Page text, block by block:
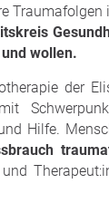
Traumafolgen
wollen.
der
Hilfe.